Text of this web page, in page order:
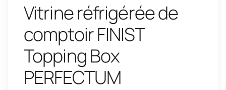
Vitrine réfrigérée de
comptoir FINIST
Topping Box
PERFECTUM